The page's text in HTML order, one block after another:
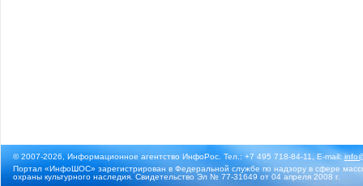
© 2007-2026, Информационное агентство ИнфоРос. Тел.: +7 495 718-84-11, E-mail:
Портал «ИнфоШОС» зарегистрирован в Федеральной службе по надзору в сфере
охраны культурного наследия. Свидетельство Эл № 77-31649 от 04 апреля 2008 г.